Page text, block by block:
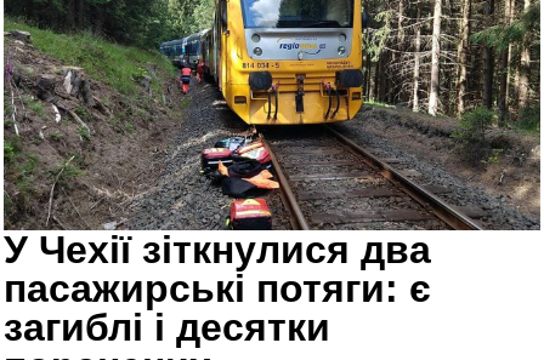
У Чехії зіткнулися два
пасажирські потяги: є
загиблі і десятки